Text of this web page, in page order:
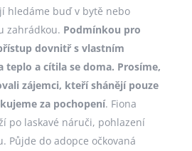
hledáme buď v bytě nebo
zahrádkou. Podmínkou pro
dovnitř s vlastním
teplo a cítila se doma. Prosíme,
zájemci, kteří shánějí pouze
za pochopení. Fiona
po laskavé náruči, pohlazení
Půjde do adopce očkovaná